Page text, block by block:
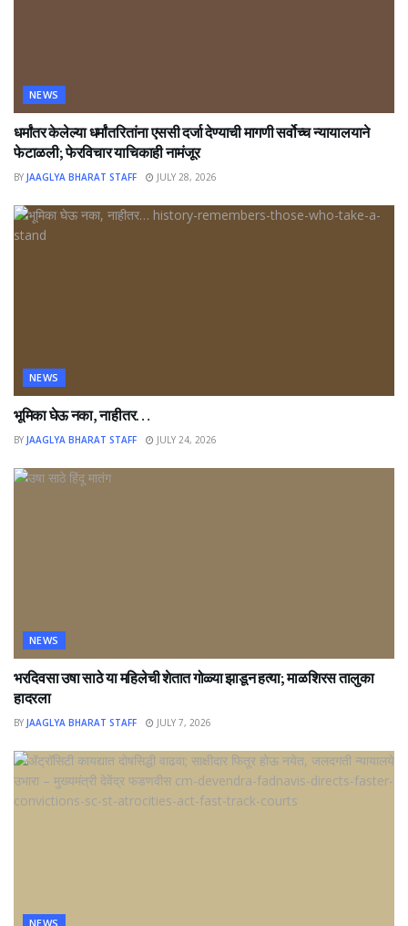
NEWS
धर्मांतर केलेल्या धर्मांतरितांना एससी दर्जा देण्याची मागणी सर्वोच्च न्यायालयाने
फेटाळली; फेरविचार याचिकाही नामंजूर
BY JAAGLYA BHARAT STAFF JULY 28, 2026
NEWS
भूमिका घेऊ नका, नाहीतर…
BY JAAGLYA BHARAT STAFF JULY 24, 2026
NEWS
भरदिवसा उषा साठे या महिलेची शेतात गोळ्या झाडून हत्या; माळशिरस तालुका
हादरला
BY JAAGLYA BHARAT STAFF JULY 7, 2026
NEWS